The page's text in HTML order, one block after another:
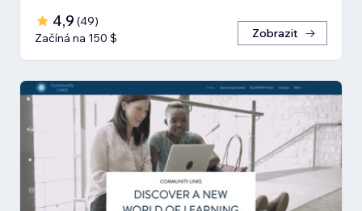
4,9 (49)
Začíná na 150 $
Zobrazit